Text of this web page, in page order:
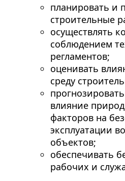
планировать и
строительные
осуществлять
соблюдением
регламентов;
оценивать
среду
влияние
факторов на
эксплуатации
объектов;
обеспечивать
рабочих и